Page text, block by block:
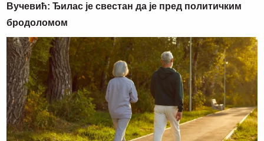
Вучевић: Ђилас је свестан да је пред политичким
бродоломом